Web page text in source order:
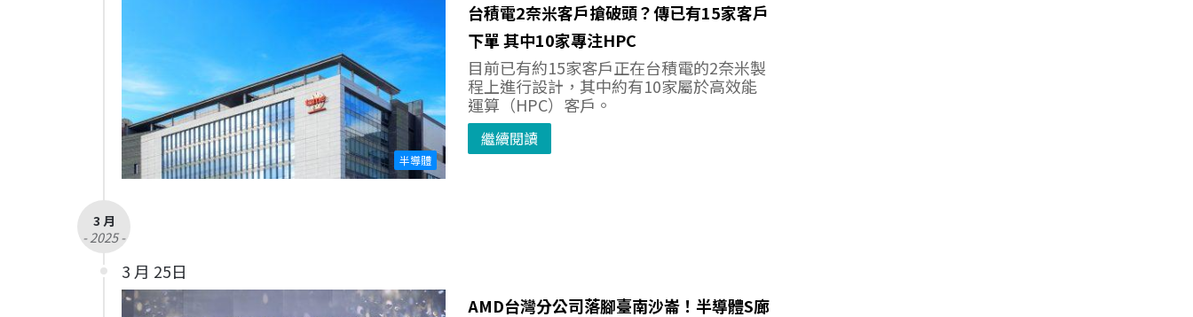
半導體
台積電2奈米客戶搶破頭？傳已有15家客戶
下單 其中10家專注HPC
目前已有約15家客戶正在台積電的2奈米製
程上進行設計，其中約有10家屬於高效能
運算（HPC）客戶。
繼續閱讀
3 月
- 2025 -
3 月 25日
AMD台灣分公司落腳臺南沙崙！半導體S廊